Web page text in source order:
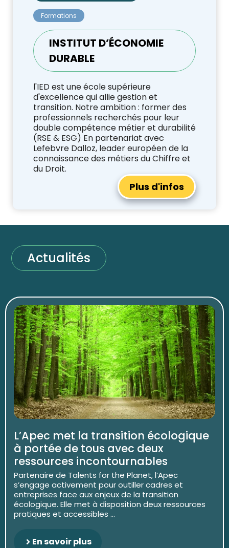
Formations
INSTITUT D’ÉCONOMIE
DURABLE
l'IED est une école supérieure
d'excellence qui allie gestion et
transition. Notre ambition : former des
professionnels recherchés pour leur
double compétence métier et durabilité
(RSE & ESG) En partenariat avec
Lefebvre Dalloz, leader européen de la
connaissance des métiers du Chiffre et
du Droit.
Plus d'infos
Actualités
L’Apec met la transition écologique
à portée de tous avec deux
ressources incontournables
Partenaire de Talents for the Planet, l’Apec
s’engage activement pour outiller cadres et
entreprises face aux enjeux de la transition
écologique. Elle met à disposition deux ressources
pratiques et accessibles ...
En savoir plus